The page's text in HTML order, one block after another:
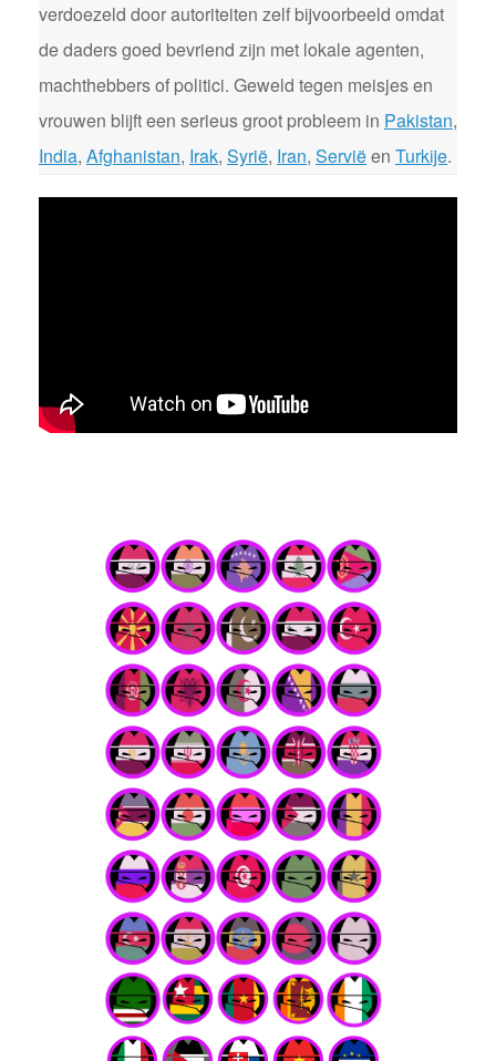
verdoezeld door autoriteiten zelf bijvoorbeeld omdat
de daders goed bevriend zijn met lokale agenten,
machthebbers of politici. Geweld tegen meisjes en
vrouwen blijft een serieus groot probleem in Pakistan,
India, Afghanistan, Irak, Syrië, Iran, Serviëen Turkije.